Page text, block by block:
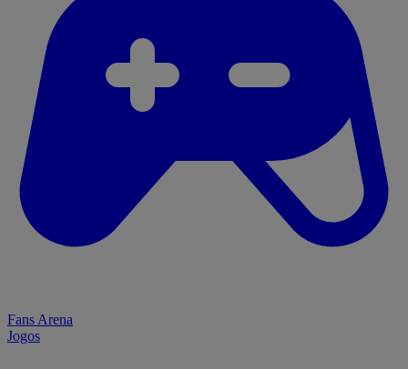
Fans Arena
Jogos